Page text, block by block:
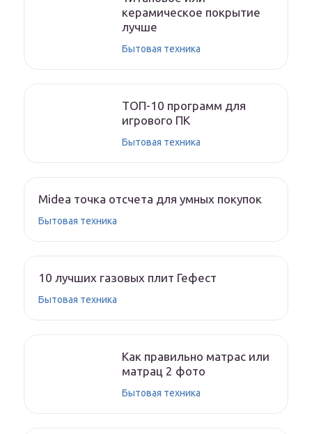
керамическое покрытие
лучше
Бытовая техника
ТОП-10 программ для
игрового ПК
Бытовая техника
Midea точка отсчета для умных покупок
Бытовая техника
10 лучших газовых плит Гефест
Бытовая техника
Как правильно матрас или
матрац 2 фото
Бытовая техника